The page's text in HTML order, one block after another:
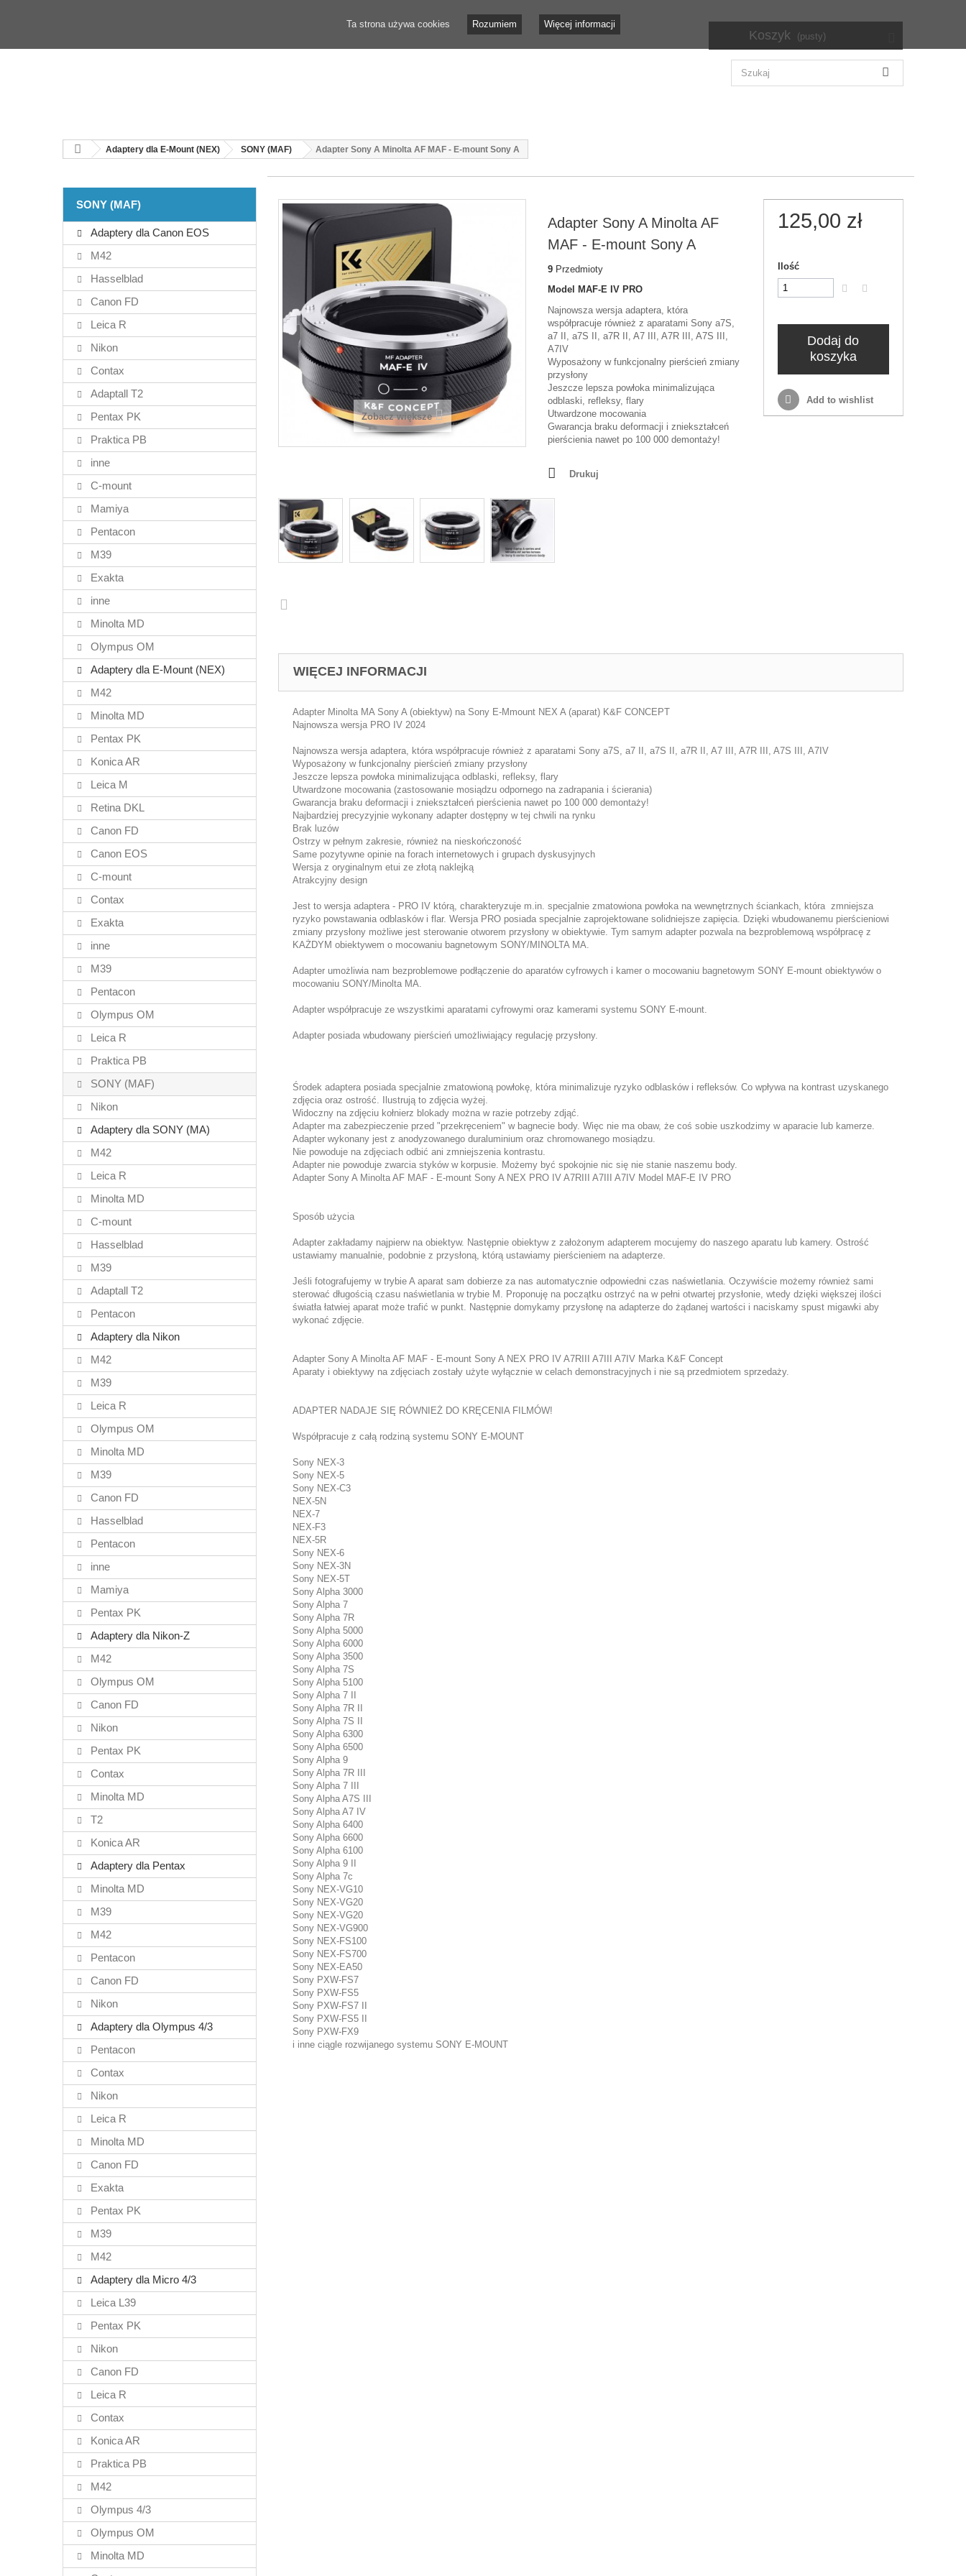
Ta strona używa cookies Rozumiem Więcej informacji
Koszyk (pusty)
Adaptery dla E-Mount (NEX) SONY (MAF) Adapter Sony A Minolta AF MAF - E-mount Sony A
SONY (MAF)
Adaptery dla Canon EOS
M42
Hasselblad
Canon FD
Leica R
Nikon
Contax
Adaptall T2
Pentax PK
Praktica PB
inne
C-mount
Mamiya
Pentacon
M39
Exakta
inne
Minolta MD
Olympus OM
Adaptery dla E-Mount (NEX)
M42
Minolta MD
Pentax PK
Konica AR
Leica M
Retina DKL
Canon FD
Canon EOS
C-mount
Contax
Exakta
inne
M39
Pentacon
Olympus OM
Leica R
Praktica PB
SONY (MAF)
Nikon
Adaptery dla SONY (MA)
M42
Leica R
Minolta MD
C-mount
Hasselblad
M39
Adaptall T2
Pentacon
Adaptery dla Nikon
M42
M39
Leica R
Olympus OM
Minolta MD
M39
Canon FD
Hasselblad
Pentacon
inne
Mamiya
Pentax PK
Adaptery dla Nikon-Z
M42
Olympus OM
Canon FD
Nikon
Pentax PK
Contax
Minolta MD
T2
Konica AR
Adaptery dla Pentax
Minolta MD
M39
M42
Pentacon
Canon FD
Nikon
Adaptery dla Olympus 4/3
Pentacon
Contax
Nikon
Leica R
Minolta MD
Canon FD
Exakta
Pentax PK
M39
M42
Adaptery dla Micro 4/3
Leica L39
Pentax PK
Nikon
Canon FD
Leica R
Contax
Konica AR
Praktica PB
M42
Olympus 4/3
Olympus OM
Minolta MD
Zobacz większe
Adapter Sony A Minolta AF
MAF - E-mount Sony A
9 Przedmioty
Model
MAF-E IV PRO
Najnowsza wersja adaptera, która
współpracuje również z aparatami Sony a7S,
a7 II, a7S II, a7R II, A7 III, A7R III, A7S III,
A7IV
Wyposażony w funkcjonalny pierścień zmiany
przysłony
Jeszcze lepsza powłoka minimalizująca
odblaski, refleksy, flary
Utwardzone mocowania
Gwarancja braku deformacji i zniekształceń
pierścienia nawet po 100 000 demontaży!
Drukuj
125,00 zł
Ilość
Dodaj do
koszyka
Add to wishlist
WIĘCEJ INFORMACJI
Adapter Minolta MA Sony A (obiektyw) na Sony E-Mmount NEX A (aparat) K&F CONCEPT
Najnowsza wersja PRO IV 2024
Najnowsza wersja adaptera, która współpracuje również z aparatami Sony a7S, a7 II, a7S II, a7R II, A7 III, A7R III, A7S III, A7IV
Wyposażony w funkcjonalny pierścień zmiany przysłony
Jeszcze lepsza powłoka minimalizująca odblaski, refleksy, flary
Utwardzone mocowania (zastosowanie mosiądzu odpornego na zadrapania i ścierania)
Gwarancja braku deformacji i zniekształceń pierścienia nawet po 100 000 demontaży!
Najbardziej precyzyjnie wykonany adapter dostępny w tej chwili na rynku
Brak luzów
Ostrzy w pełnym zakresie, również na nieskończoność
Same pozytywne opinie na forach internetowych i grupach dyskusyjnych
Wersja z oryginalnym etui ze złotą naklejką
Atrakcyjny design
Jest to wersja adaptera - PRO IV którą, charakteryzuje m.in. specjalnie zmatowiona powłoka na wewnętrznych ściankach, która zmniejsza
ryzyko powstawania odblasków i flar. Wersja PRO posiada specjalnie zaprojektowane solidniejsze zapięcia. Dzięki wbudowanemu pierścieniowi
zmiany przysłony możliwe jest sterowanie otworem przysłony w obiektywie. Tym samym adapter pozwala na bezproblemową współpracę z
KAŻDYM obiektywem o mocowaniu bagnetowym SONY/MINOLTA MA.
Adapter umożliwia nam bezproblemowe podłączenie do aparatów cyfrowych i kamer o mocowaniu bagnetowym SONY E-mount obiektywów o
mocowaniu SONY/Minolta MA.
Adapter współpracuje ze wszystkimi aparatami cyfrowymi oraz kamerami systemu SONY E-mount.
Adapter posiada wbudowany pierścień umożliwiający regulację przysłony.
Środek adaptera posiada specjalnie zmatowioną powłokę, która minimalizuje ryzyko odblasków i refleksów. Co wpływa na kontrast uzyskanego
zdjęcia oraz ostrość. Ilustrują to zdjęcia wyżej.
Widoczny na zdjęciu kołnierz blokady można w razie potrzeby zdjąć.
Adapter ma zabezpieczenie przed "przekręceniem" w bagnecie body. Więc nie ma obaw, że coś sobie uszkodzimy w aparacie lub kamerze.
Adapter wykonany jest z anodyzowanego duraluminium oraz chromowanego mosiądzu.
Nie powoduje na zdjęciach odbić ani zmniejszenia kontrastu.
Adapter nie powoduje zwarcia styków w korpusie. Możemy być spokojnie nic się nie stanie naszemu body.
Adapter Sony A Minolta AF MAF - E-mount Sony A NEX PRO IV A7RIII A7III A7IV Model MAF-E IV PRO
Sposób użycia
Adapter zakładamy najpierw na obiektyw. Następnie obiektyw z założonym adapterem mocujemy do naszego aparatu lub kamery. Ostrość
ustawiamy manualnie, podobnie z przysłoną, którą ustawiamy pierścieniem na adapterze.
Jeśli fotografujemy w trybie A aparat sam dobierze za nas automatycznie odpowiedni czas naświetlania. Oczywiście możemy również sami
sterować długością czasu naświetlania w trybie M. Proponuję na początku ostrzyć na w pełni otwartej przysłonie, wtedy dzięki większej ilości
światła łatwiej aparat może trafić w punkt. Następnie domykamy przysłonę na adapterze do żądanej wartości i naciskamy spust migawki aby
wykonać zdjęcie.
Adapter Sony A Minolta AF MAF - E-mount Sony A NEX PRO IV A7RIII A7III A7IV Marka K&F Concept
Aparaty i obiektywy na zdjęciach zostały użyte wyłącznie w celach demonstracyjnych i nie są przedmiotem sprzedaży.
ADAPTER NADAJE SIĘ RÓWNIEŻ DO KRĘCENIA FILMÓW!
Współpracuje z całą rodziną systemu SONY E-MOUNT
Sony NEX-3
Sony NEX-5
Sony NEX-C3
NEX-5N
NEX-7
NEX-F3
NEX-5R
Sony NEX-6
Sony NEX-3N
Sony NEX-5T
Sony Alpha 3000
Sony Alpha 7
Sony Alpha 7R
Sony Alpha 5000
Sony Alpha 6000
Sony Alpha 3500
Sony Alpha 7S
Sony Alpha 5100
Sony Alpha 7 II
Sony Alpha 7R II
Sony Alpha 7S II
Sony Alpha 6300
Sony Alpha 6500
Sony Alpha 9
Sony Alpha 7R III
Sony Alpha 7 III
Sony Alpha A7S III
Sony Alpha A7 IV
Sony Alpha 6400
Sony Alpha 6600
Sony Alpha 6100
Sony Alpha 9 II
Sony Alpha 7c
Sony NEX-VG10
Sony NEX-VG20
Sony NEX-VG20
Sony NEX-VG900
Sony NEX-FS100
Sony NEX-FS700
Sony NEX-EA50
Sony PXW-FS7
Sony PXW-FS5
Sony PXW-FS7 II
Sony PXW-FS5 II
Sony PXW-FX9
i inne ciągle rozwijanego systemu SONY E-MOUNT